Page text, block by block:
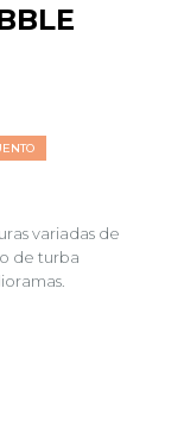
variadas de
de turba